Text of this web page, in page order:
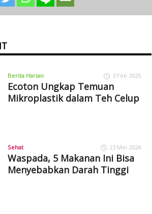
Berita Harian 3 Feb 2025
Ecoton Ungkap Temuan
Mikroplastik dalam Teh Celup
Sehat 23 Mei 2024
Waspada, 5 Makanan Ini Bisa
Menyebabkan Darah Tinggi